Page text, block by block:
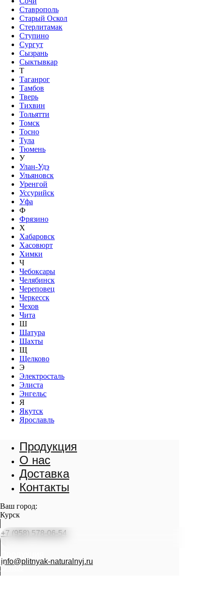
Ставрополь
Старый Оскол
Стерлитамак
Ступино
Сургут
Сызрань
Сыктывкар
Т
Таганрог
Тамбов
Тверь
Тихвин
Тольятти
Томск
Тосно
Тула
Тюмень
У
Улан-Удэ
Ульяновск
Уренгой
Уссурийск
Уфа
Ф
Фрязино
Х
Хабаровск
Хасовюрт
Химки
Ч
Чебоксары
Челябинск
Череповец
Черкесск
Чехов
Чита
Ш
Шатура
Шахты
Щ
Щелково
Э
Электросталь
Элиста
Энгельс
Я
Якутск
Ярославль
Продукция
О нас
Продукция
О нас
Доставка
Контакты
Ваш город:
Курск
+7 (958) 578-06-54
info@plitnyak-naturalnyj.ru